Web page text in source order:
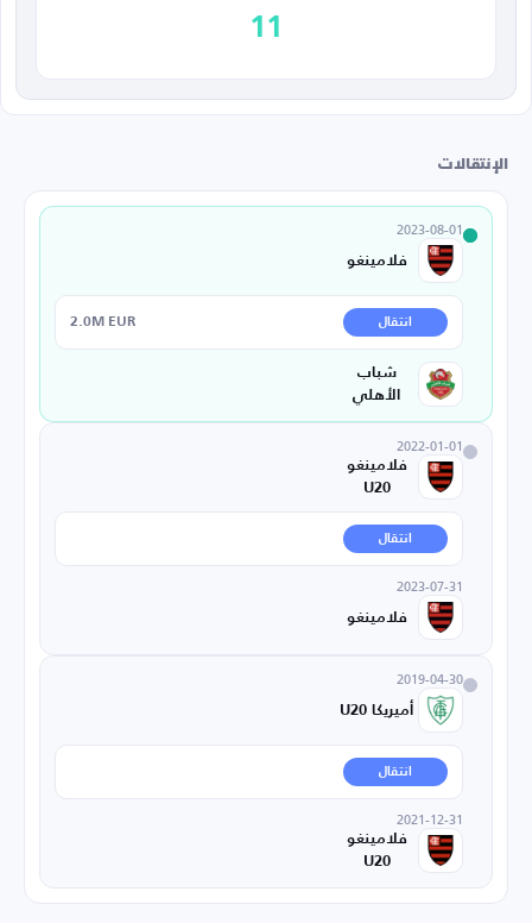
11
الإنتقالات
2023-08-01
فلامينغو
انتقال 2.0M EUR
شباب
الأهلي
2022-01-01
فلامينغو
U20
انتقال
2023-07-31
فلامينغو
2019-04-30
أميريكا U20
انتقال
2021-12-31
فلامينغو
U20